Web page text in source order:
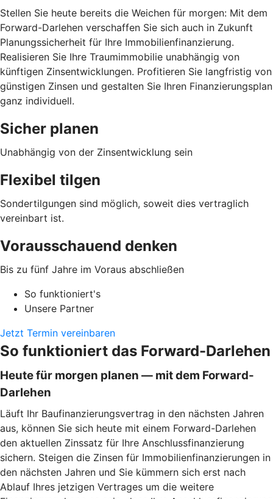
Stellen Sie heute bereits die Weichen für morgen: Mit dem
Forward-Darlehen verschaffen Sie sich auch in Zukunft
Planungssicherheit für Ihre Immobilienfinanzierung.
Realisieren Sie Ihre Traumimmobilie unabhängig von
künftigen Zinsentwicklungen. Profitieren Sie langfristig von
günstigen Zinsen und gestalten Sie Ihren Finanzierungsplan
ganz individuell.
Sicher planen
Unabhängig von der Zinsentwicklung sein
Flexibel tilgen
Sondertilgungen sind möglich, soweit dies vertraglich
vereinbart ist.
Vorausschauend denken
Bis zu fünf Jahre im Voraus abschließen
So funktioniert's
Unsere Partner
Jetzt Termin vereinbaren
So funktioniert das Forward-Darlehen
Heute für morgen planen — mit dem Forward-
Darlehen
Läuft Ihr Baufinanzierungsvertrag in den nächsten Jahren
aus, können Sie sich heute mit einem Forward-Darlehen
den aktuellen Zinssatz für Ihre Anschlussfinanzierung
sichern. Steigen die Zinsen für Immobilienfinanzierungen in
den nächsten Jahren und Sie kümmern sich erst nach
Ablauf Ihres jetzigen Vertrages um die weitere